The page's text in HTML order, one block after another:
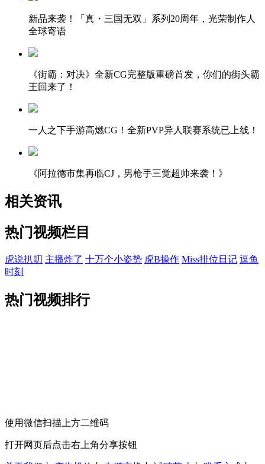
新品来袭！「真・三国无双」系列20周年，光荣制作人
全球寄语
《街霸：对决》全新CG完整版重磅首发，你们的街头霸
王回来了！
一人之下手游高燃CG！全新PVP异人联赛系统已上线！
《阿拉德市集再临CJ，男枪手三觉超帅来袭！》
相关资讯
热门视频栏目
虎说扒叨 主播炸了 十万个小姿势 虎B操作 Miss排位日记 逗鱼
时刻
热门视频排行
使用微信扫描上方二维码
打开网页后点击右上角分享按钮